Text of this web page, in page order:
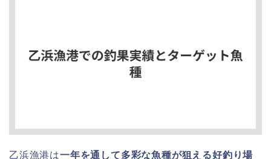
乙浜漁港は一年を通して多彩な魚種が狙える好釣り場